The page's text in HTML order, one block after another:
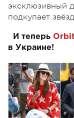
эксклюзивный
подкупает
И теперь
в Украине!